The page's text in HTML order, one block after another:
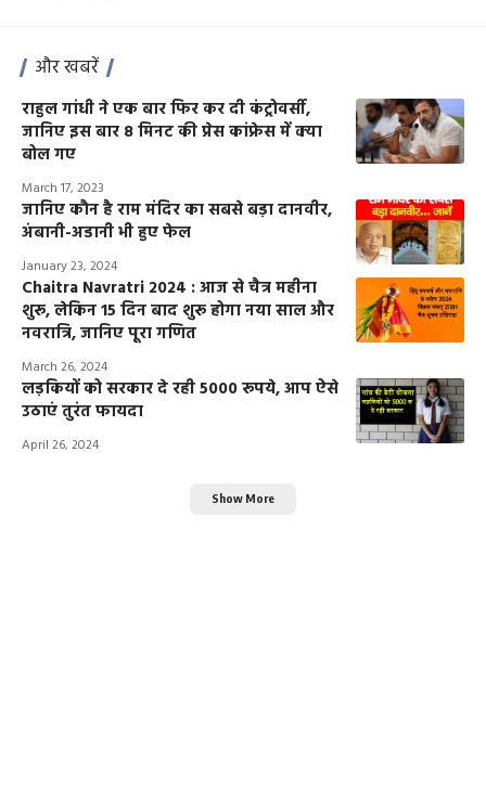
और खबरें
राहुल गांधी ने एक बार फिर कर दी कंट्रोवर्सी,
जानिए इस बार 8 मिनट की प्रेस कांफ्रेस में क्या
बोल गए
March 17, 2023
जानिए कौन है राम मंदिर का सबसे बड़ा दानवीर,
अंबानी-अडानी भी हुए फेल
January 23, 2024
Chaitra Navratri 2024 : आज से चैत्र महीना
शुरू, लेकिन 15 दिन बाद शुरू होगा नया साल और
नवरात्रि, जानिए पूरा गणित
March 26, 2024
लड़कियों को सरकार दे रही 5000 रूपये, आप ऐसे
उठाएं तुरंत फायदा
April 26, 2024
Show More